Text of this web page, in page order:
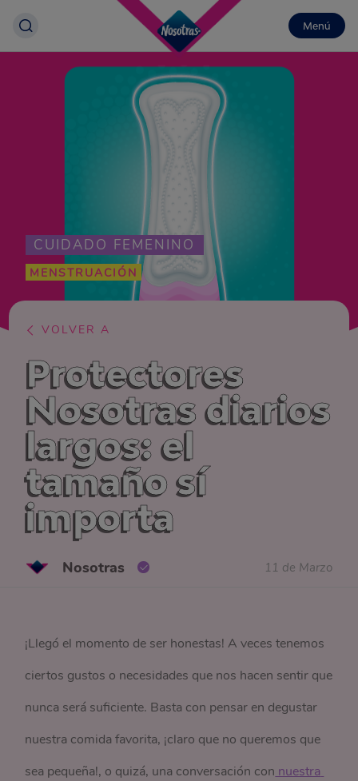
Menú
CUIDADO FEMENINO
MENSTRUACIÓN
VOLVER A
Protectores
Nosotras diarios
largos: el
tamaño sí
importa
Nosotras 11 de Marzo
¡Llegó el momento de ser honestas! A veces tenemos
ciertos gustos o necesidades que nos hacen sentir que
nunca será suficiente. Basta con pensar en degustar
nuestra comida favorita, ¡claro que no queremos que
sea pequeña!, o quizá, una conversación con nuestra